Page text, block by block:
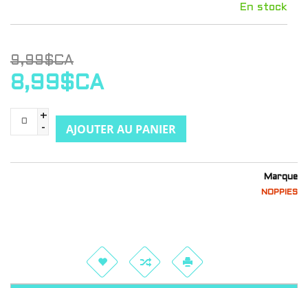
En stock
9,99$CA
8,99$CA
+
-
AJOUTER AU PANIER
Marque
NOPPIES